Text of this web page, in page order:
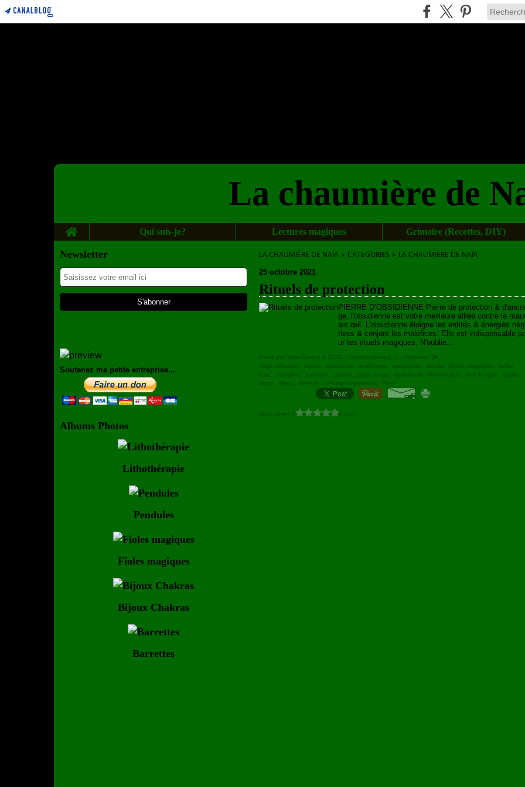
La chaumière de
Home Qui suis-je? Lectures magiques Grimoire (Recettes, DIY)
Newsletter
Soutenez ma petite entreprise...
Albums Photos
Lithothérapie
Pendules
Fioles magiques
Bijoux Chakras
Barrettes
LA CHAUMIÈRE DE NAÏA > CATEGORIES > LA CHAUMIÈRE DE NAÏA
25 octobre 2021
Rituels de protection
PIERRE D’OBSIDIENNE Pierre de protection &
ge, l'obsidienne est votre meilleure alliée contre le
ais œil. L'obsidienne éloigne les entités & énergies
tives & conjure les maléfices. Elle est indispensable
ur tes rituels magiques. N'oublie...
Posté par Naia Gwenn à 11:01 - Commentaires [ ] - Permalien [#]
Tags: artisanat bijoux amazonite améthyste aventurine azurite bijoux magiques
collier
lune
cornaline fait main grenat jaspe rouge lapis-lazuli lithothérapie oeil de tigre
quartz
blanc
dieux déesse créations magiques Elen
Vous aimez ? 0 vote